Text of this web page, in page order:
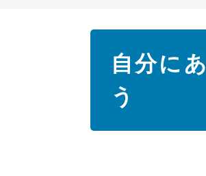
自分に
う